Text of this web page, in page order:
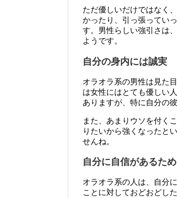
ただ優しいだけではなく
かったり、引っ張ってい
す。男性らしい強引さは
ようです。
自分の身内には誠実
オラオラ系の男性は見た
は女性にはとても優しい
ありますが、特に自分の
また、あまりウソを付く
りたいから強くなったと
せんね。
自分に自信があるた
オラオラ系の人は、自分
ことに対しておどおどし